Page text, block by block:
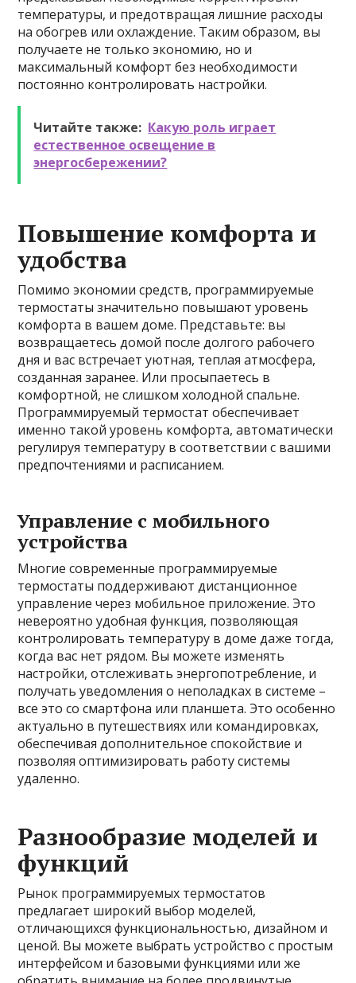
температуры, и предотвращая лишние расходы
на обогрев или охлаждение. Таким образом, вы
получаете не только экономию, но и
максимальный комфорт без необходимости
постоянно контролировать настройки.
Читайте также: Какую роль играет
естественное освещение в
энергосбережении?
Повышение комфорта и
удобства
Помимо экономии средств, программируемые
термостаты значительно повышают уровень
комфорта в вашем доме. Представьте: вы
возвращаетесь домой после долгого рабочего
дня и вас встречает уютная, теплая атмосфера,
созданная заранее. Или просыпаетесь в
комфортной, не слишком холодной спальне.
Программируемый термостат обеспечивает
именно такой уровень комфорта, автоматически
регулируя температуру в соответствии с вашими
предпочтениями и расписанием.
Управление с мобильного
устройства
Многие современные программируемые
термостаты поддерживают дистанционное
управление через мобильное приложение. Это
невероятно удобная функция, позволяющая
контролировать температуру в доме даже тогда,
когда вас нет рядом. Вы можете изменять
настройки, отслеживать энергопотребление, и
получать уведомления о неполадках в системе –
все это со смартфона или планшета. Это особенно
актуально в путешествиях или командировках,
обеспечивая дополнительное спокойствие и
позволяя оптимизировать работу системы
удаленно.
Разнообразие моделей и
функций
Рынок программируемых термостатов
предлагает широкий выбор моделей,
отличающихся функциональностью, дизайном и
ценой. Вы можете выбрать устройство с простым
интерфейсом и базовыми функциями или же